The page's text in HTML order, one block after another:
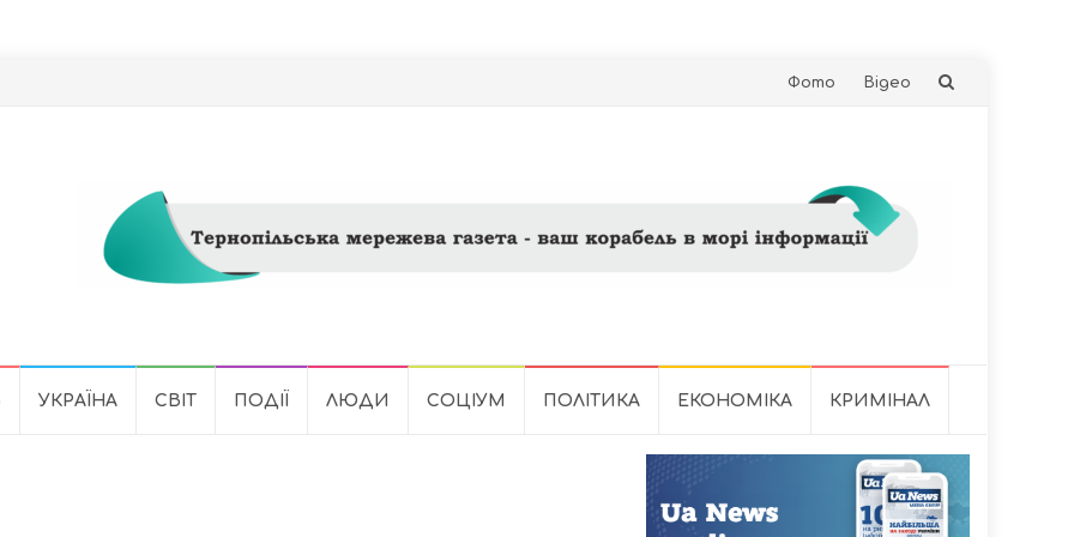
Skip
Фото Відео
УКРАЇНА СВІТ ПОДІЇ ЛЮДИ СОЦІУМ ПОЛІТИКА ЕКОНОМІКА КРИМІНАЛ